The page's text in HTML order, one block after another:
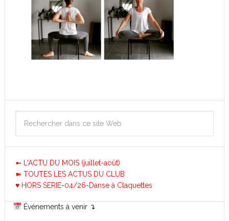
➼ L'ACTU DU MOIS (juillet-août)
➽ TOUTES LES ACTUS DU CLUB
♥ HORS SERIE-04/26-Danse à Claquettes
Événements à venir ↴